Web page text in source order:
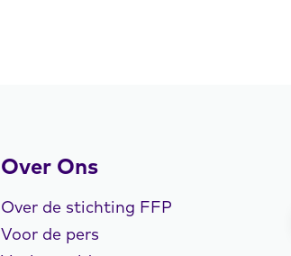
Over Ons
Over de stichting FFP
Voor de pers